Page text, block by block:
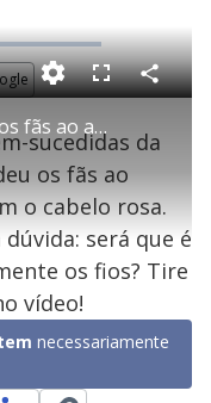
Kylie Jenner surpreende os fãs ao aparecer com o cabelo rosa
F
l
s
c
e
n
C
o
a
r
a
sucedidas da
os fãs ao
o cabelo rosa.
será que é
os fios? Tire
vídeo!
necessariamente